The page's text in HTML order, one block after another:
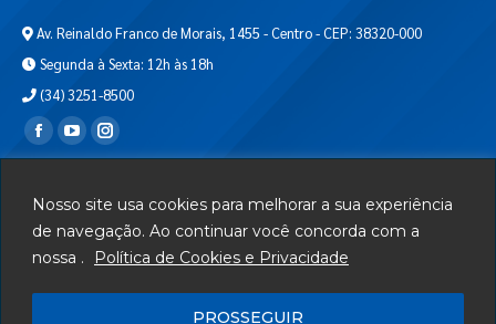
Nosso site usa cookies para melhorar a sua experiência
de navegação. Ao continuar você concorda com a
nossa .
Política de Cookies e Privacidade
PROSSEGUIR
Av. Reinaldo Franco de Morais, 1455 - Centro - CEP: 38320-000
Segunda à Sexta: 12h às 18h
(34) 3251-8500
Encontre-nos em:
Departamento de T.I.
Serviços